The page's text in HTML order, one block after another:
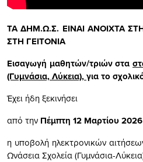
ΤΑ ΔΗΜ.Ω.Σ. ΕΙΝΑΙ ΑΝΟΙΧΤΑ
ΣΤΗ ΓΕΙΤΟΝΙΑ
Εισαγωγή μαθητών/τριών στα
(Γυμνάσια, Λύκεια),για το
Έχει ήδη ξεκινήσει
από την Πέμπτη 12 Μαρτίου 2026
η υποβολή ηλεκτρονικών
Ωνάσεια Σχολεία (Γυμνάσια-